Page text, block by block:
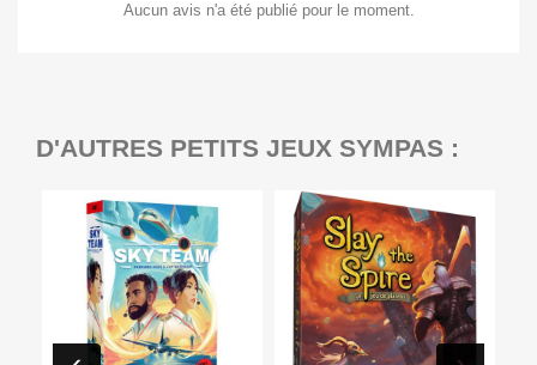
Aucun avis n'a été publié pour le moment.
D'AUTRES PETITS JEUX SYMPAS :